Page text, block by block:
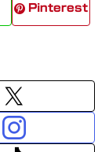
Pinterest